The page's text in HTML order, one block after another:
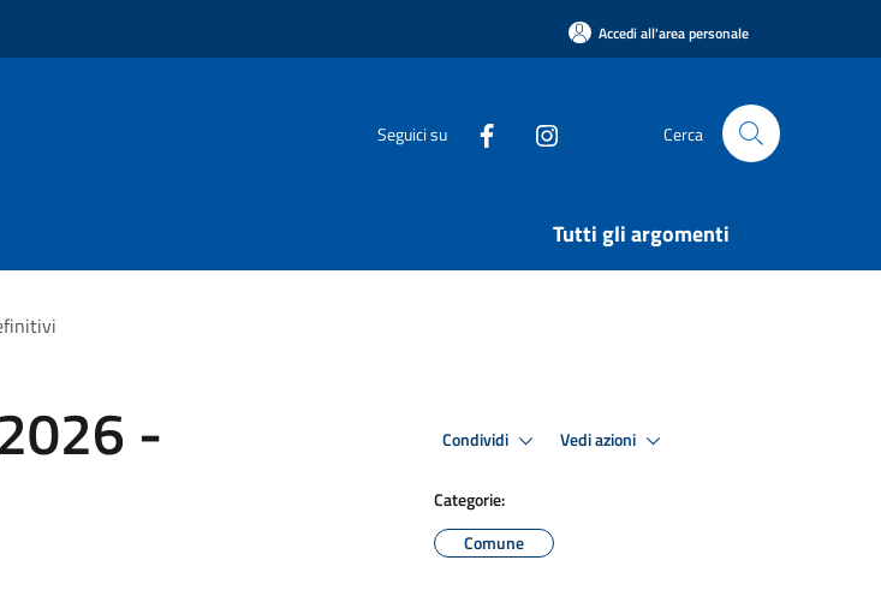
Accedi all'area personale
Seguici su Cerca
Tutti gli argomenti
- Condividi Vedi azioni
Categorie:
Comune